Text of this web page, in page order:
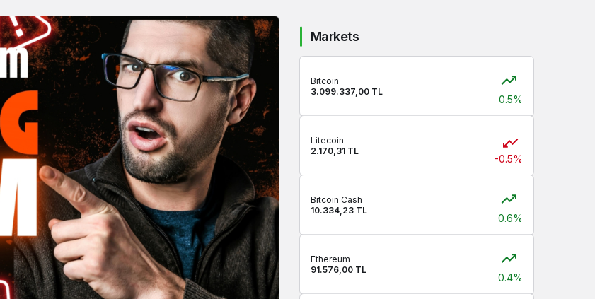
Markets
Bitcoin
3.099.337,00 TL
0.5%
Litecoin
2.170,31 TL
-0.5%
Bitcoin Cash
10.334,23 TL
0.6%
Ethereum
91.576,00 TL
0.4%